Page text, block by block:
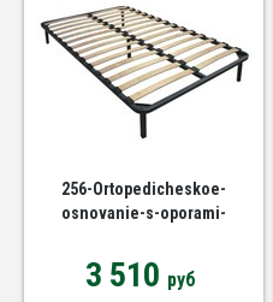
256-Ortopedicheskoe-
osnovanie-s-oporami-
3 510 руб